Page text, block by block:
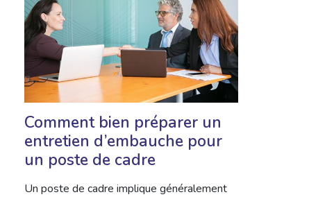
Comment bien préparer un
entretien d’embauche pour
un poste de cadre
Un poste de cadre implique généralement